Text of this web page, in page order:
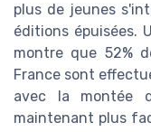
plus de jeunes
éditions épuisées.
montre que 52%
France sont
avec la montée
maintenant plus